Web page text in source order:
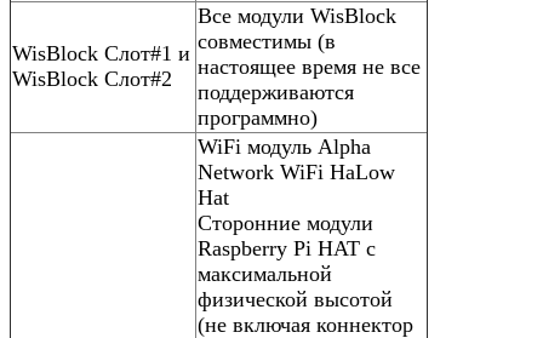
WisBlock Слот#1 и
WisBlock Слот#2
Все модули WisBlock
совместимы (в
настоящее время не все
поддерживаются
программно)
WiFi модуль Alpha
Network WiFi HaLow
Hat
Сторонние модули
Raspberry Pi HAT c
максимальной
физической высотой
(не включая коннектор